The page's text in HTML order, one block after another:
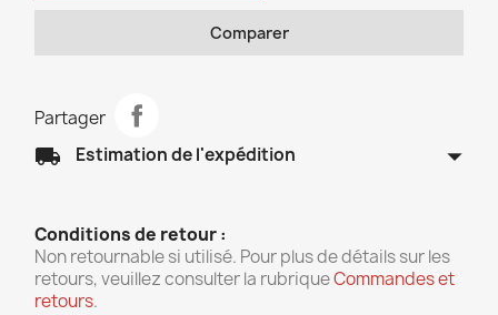
Comparer
Partager
local_shipping Estimation de l'expédition arrow_drop_down
Conditions de retour :
Non retournable si utilisé. Pour plus de détails sur les
retours, veuillez consulter la rubriqueCommandes et
retours.